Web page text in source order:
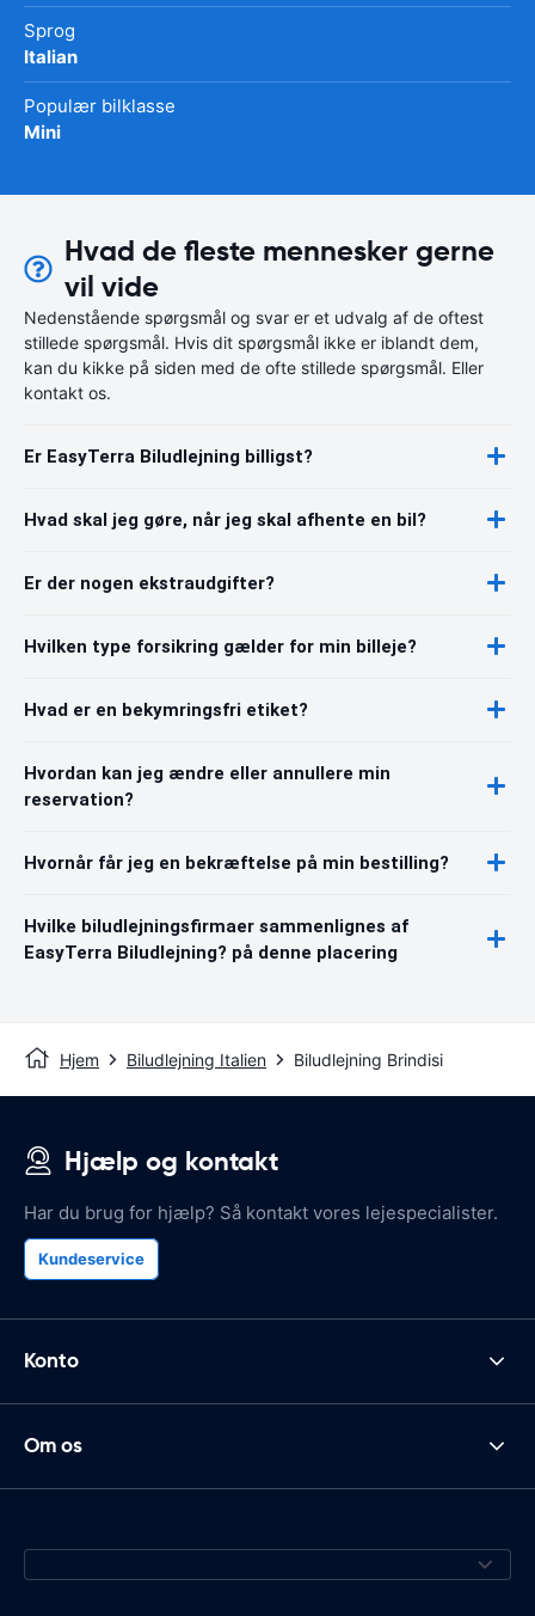
Sprog
Italian
Populær bilklasse
Mini
Hvad de fleste mennesker gerne
vil vide
Nedenstående spørgsmål og svar er et udvalg af de oftest
stillede spørgsmål. Hvis dit spørgsmål ikke er iblandt dem,
kan du kikke på siden med de ofte stillede spørgsmål. Eller
kontakt os.
Er EasyTerra Biludlejning billigst?
Hvad skal jeg gøre, når jeg skal afhente en bil?
Er der nogen ekstraudgifter?
Hvilken type forsikring gælder for min billeje?
Hvad er en bekymringsfri etiket?
Hvordan kan jeg ændre eller annullere min
reservation?
Hvornår får jeg en bekræftelse på min bestilling?
Hvilke biludlejningsfirmaer sammenlignes af
EasyTerra Biludlejning? på denne placering
Hjem Biludlejning Italien Biludlejning Brindisi
Hjælp og kontakt
Har du brug for hjælp? Så kontakt vores lejespecialister.
Kundeservice
Konto
Om os